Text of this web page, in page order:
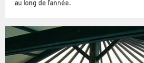
au long de l’année.